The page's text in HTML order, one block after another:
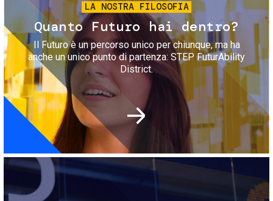
LA NOSTRA FILOSOFIA
Quanto Futuro hai dentro?
Il Futuro è un percorso unico per chiunque, ma ha
anche un unico punto di partenza: STEP FuturAbility
District.
Immagine